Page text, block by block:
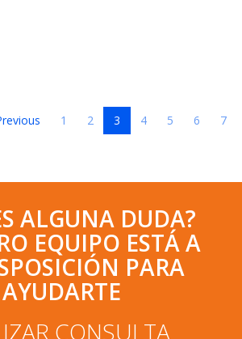
1 2 3 4 5 6
7
ALGUNA DUDA?
EQUIPO ESTÁ A
PARA
AYUDARTE
CONSULTA